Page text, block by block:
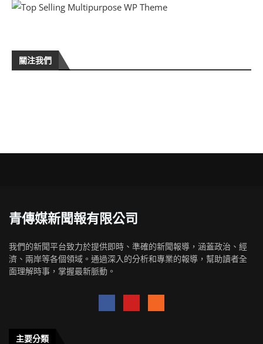
關注我們
青傳媒新聞報有限公司
我們的新聞平台致力於提供即時、準確的新聞報導，涵蓋政治、經
濟、兩岸等各個領域。通過深入的分析和專業的報導，幫助讀者全
面理解時事，掌握最新脈動。
主要分類